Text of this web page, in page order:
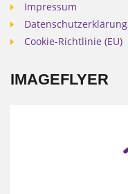
Impressum
Datenschutzerklärung
Cookie-Richtlinie (EU)
IMAGEFLYER